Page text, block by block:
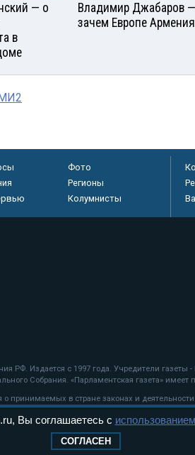
— о
в
Владимир Джабаров
зачем Европе Армения
Фото
Регионы
Колумнисты
РФ. Издается с 1997 года. Учредители
Собрания. «Парламентская газета» имеет
принимаемых в стране законах и
Вы соглашаетесь с
СОГЛАСЕН